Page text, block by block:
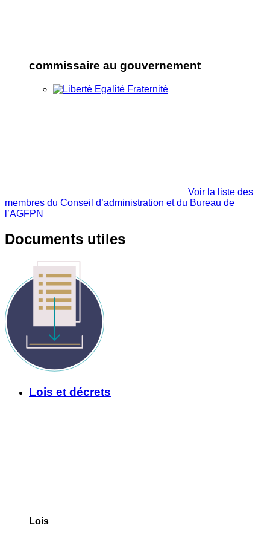
commissaire au gouvernement
Voir la liste des
membres du Conseil d’administration et du Bureau de
l’AGFPN
Documents utiles
Lois et décrets
Lois